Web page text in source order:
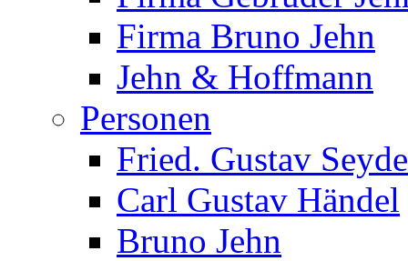
Firma Bruno Jehn
Jehn & Hoffmann
Personen
Fried. Gustav
Carl Gustav Händel
Bruno Jehn